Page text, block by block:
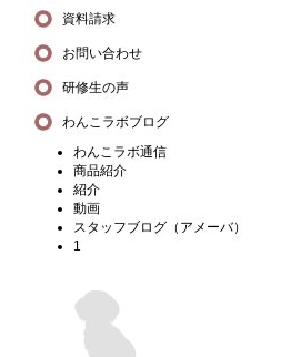
資料請求
お問い合わせ
研修生の声
わんこラボブログ
わんこラボ通信
商品紹介
紹介
動画
スタッフブログ（アメーバ）
1